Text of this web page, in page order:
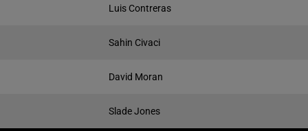
Luis Contreras
Sahin Civaci
David Moran
Slade Jones